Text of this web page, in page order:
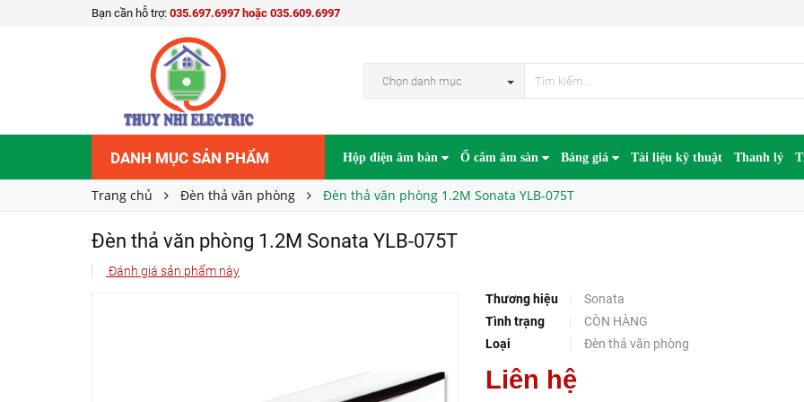
Bạn cần hỗ trợ: 035.697.6997 hoặc 035.609.6997
Chọn danh mục
DANH MỤC SẢN PHẨM Hộp điện âm bàn Ổ cắm âm sàn Bảng giá Tài liệu kỹ thuật Thanh lý
Trang chủ Đèn thả văn phòng Đèn thả văn phòng 1.2M Sonata YLB-075T
Đèn thả văn phòng 1.2M Sonata YLB-075T
Đánh giá sản phẩm này
Thương hiệu
Sonata
Tình trạng
CÒN HÀNG
Loại
Đèn thả văn phòng
Liên hệ
Đèn thả văn phòng 1.2M Sonata YLB-075T
Giá bán: Liên hệ